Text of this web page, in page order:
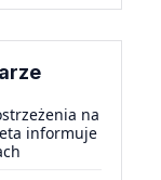
na
informuje